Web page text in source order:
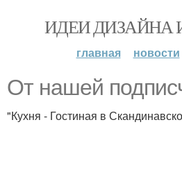
ИДЕИ ДИЗАЙНА
главная новости
От нашей
"Кухня - Гостиная в